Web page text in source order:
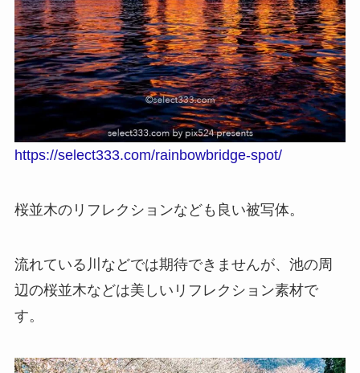
https://select333.com/rainbowbridge-spot/
桜並木のリフレクションなども良い被写体。
流れている川などでは期待できませんが、池の周
辺の桜並木などは美しいリフレクション素材で
す。